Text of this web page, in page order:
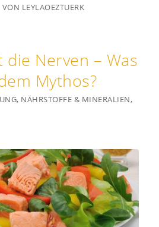
VON LEYLAOEZTUERK
die Nerven – Was
Mythos?
, NÄHRSTOFFE & MINERALIEN,